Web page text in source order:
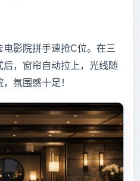
影院拼手速抢C位。在三
，窗帘自动拉上，光线随
氛围感十足！